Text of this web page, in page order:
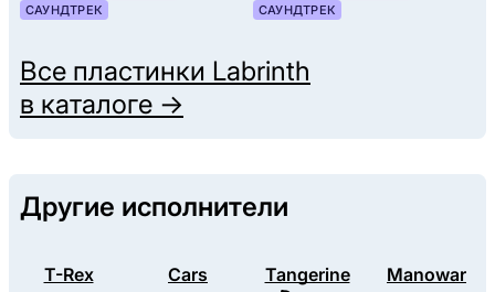
САУНДТРЕК
САУНДТРЕК
Все пластинки Labrinth
в каталоге →
Другие исполнители
T-Rex Cars
Tangerine
Manowar